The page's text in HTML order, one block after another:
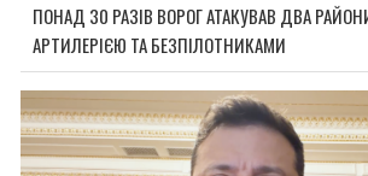
ПОНАД 30 РАЗІВ ВОРОГ АТАКУВАВ ДВА
АРТИЛЕРІЄЮ ТА БЕЗПІЛОТНИКАМИ